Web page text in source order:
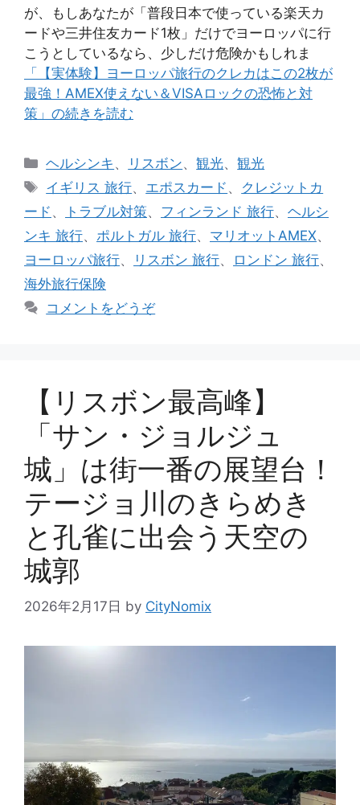
が、もしあなたが「普段日本で使っている楽天カ
ードや三井住友カード1枚」だけでヨーロッパに行
こうとしているなら、少しだけ危険かもしれま
「【実体験】ヨーロッパ旅行のクレカはこの2枚が
最強！AMEX使えない＆VISAロックの恐怖と対
策」の続きを読む
カ
テ
リ
ー
ヘルシンキ 、 リスボン、観光、観光
タ
グ
イギリス 旅行、 エポスカード 、 クレジットカ
ード 、 トラブル対策、 フィンランド 旅行、 ヘルシ
ンキ 旅行、 ポルトガル 旅行、 マリオットAMEX、
ヨーロッパ旅行、 リスボン 旅行、 ロンドン 旅行、
海外旅行保険
コメントをどうぞ
【リスボン最高峰】
「サン・ジョルジュ
城」は街一番の展望台！
テージョ川のきらめき
と孔雀に出会う天空の
城郭
2026年2月17日 by CityNomix